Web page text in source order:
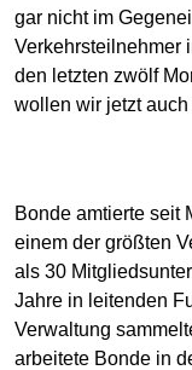
gar nicht im
Verkehrsteilnehmer
den letzten zwölf
wollen wir jetzt
Bonde amtierte seit
einem der größten
als 30
Jahre in leitenden
Verwaltung
arbeitete Bonde in